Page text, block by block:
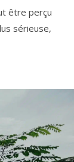
être perçu
sérieuse,